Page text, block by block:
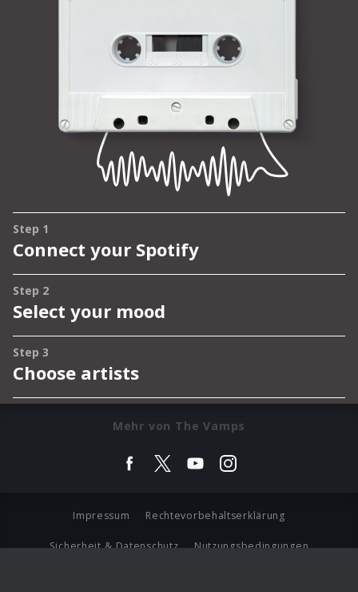
Mehr von The Vamps
Impressum Rechtevorbehaltserklärung
Sicherheit & Datenschutz Nutzungsbedingungen